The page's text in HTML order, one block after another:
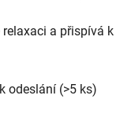
a přispívá k
odeslání (>5 ks)